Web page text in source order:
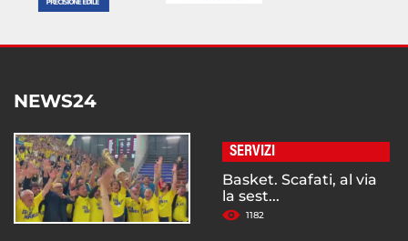
NEWS24
SERVIZI
Basket. Scafati, al via
la sest...
1182